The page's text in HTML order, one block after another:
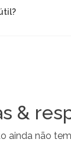
&
ainda não